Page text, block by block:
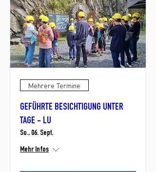
Mehrere Termine
GEFÜHRTE BESICHTIGUNG UNTER
TAGE - LU
So., 06. Sept.
Mehr Infos